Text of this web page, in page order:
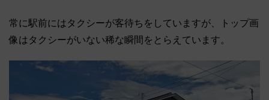
常に駅前にはタクシーが客待ちをしていますが、トップ画
像はタクシーがいない稀な瞬間をとらえています。